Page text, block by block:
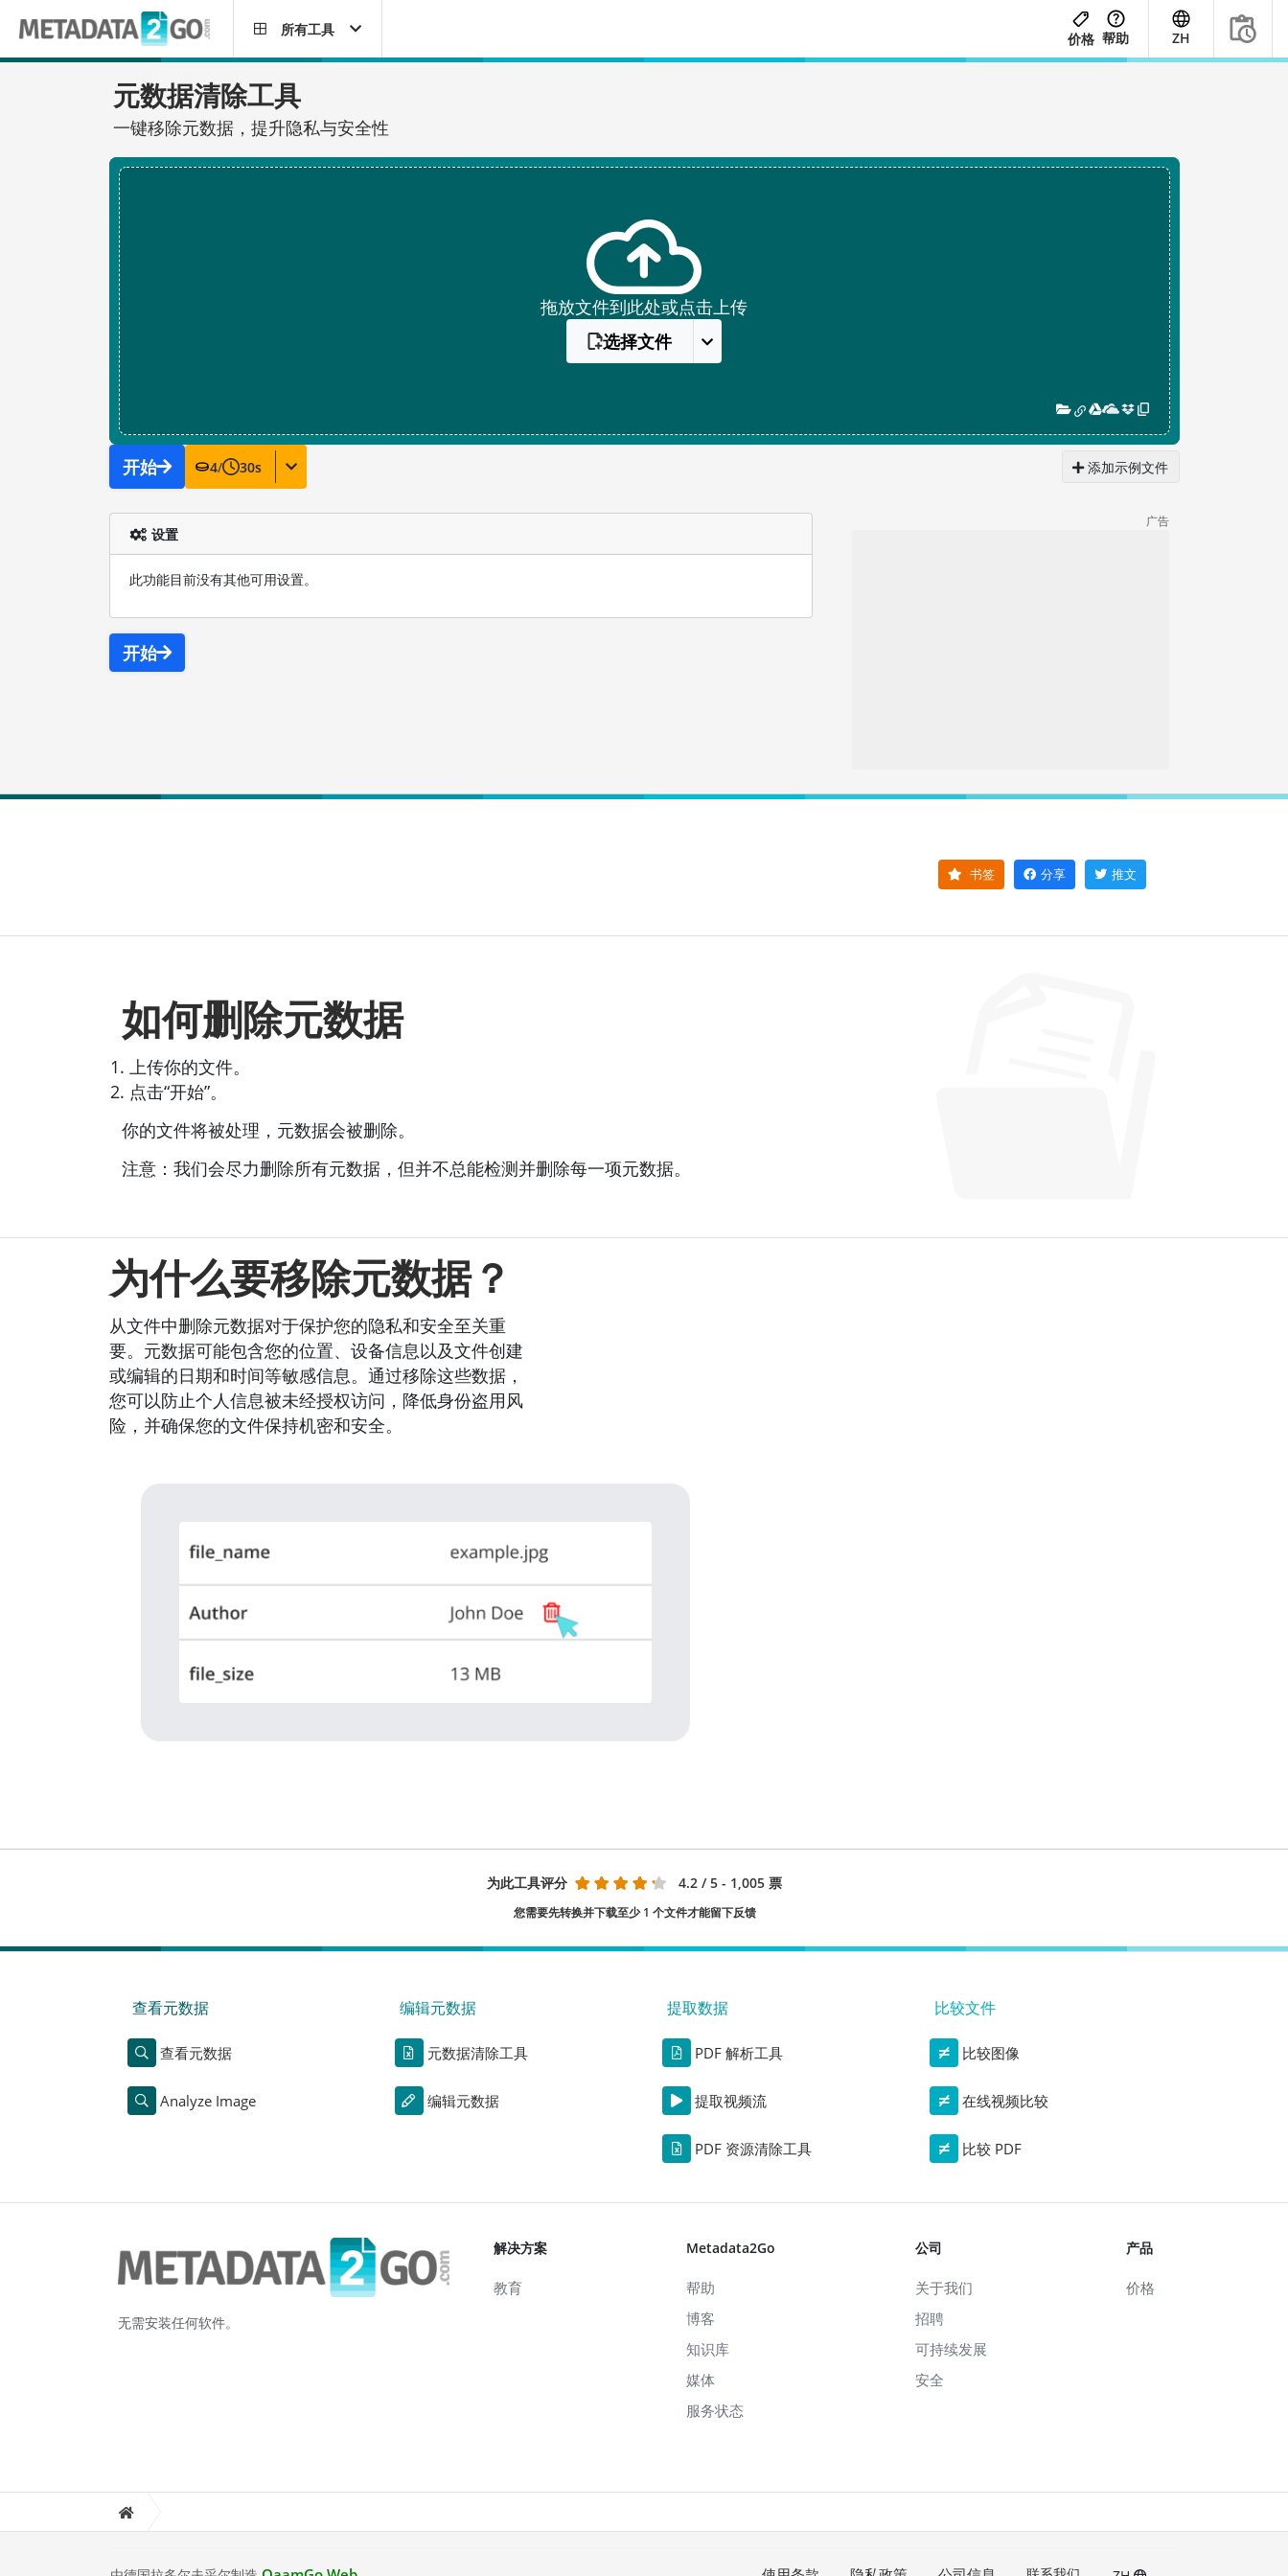
所有工具
价格 帮助 ZH
元数据清除工具
一键移除元数据，提升隐私与安全性
拖放文件到此处或点击上传
选择文件
开始 4/ 30s 添加示例文件
设置
此功能目前没有其他可用设置。
开始
广告
书签 分享 推文
如何删除元数据
上传你的文件。
点击“开始”。
你的文件将被处理，元数据会被删除。
注意：我们会尽力删除所有元数据，但并不总能检测并删除每一项元数据。
为什么要移除元数据？
从文件中删除元数据对于保护您的隐私和安全至关重
要。元数据可能包含您的位置、设备信息以及文件创建
或编辑的日期和时间等敏感信息。通过移除这些数据，
您可以防止个人信息被未经授权访问，降低身份盗用风
险，并确保您的文件保持机密和安全。
为此工具评分 4.2 / 5 - 1,005 票
您需要先转换并下载至少 1 个文件才能留下反馈
查看元数据
查看元数据
Analyze Image
编辑元数据
元数据清除工具
编辑元数据
提取数据
PDF 解析工具
提取视频流
PDF 资源清除工具
比较文件
比较图像
在线视频比较
比较 PDF
无需安装任何软件。
解决方案
教育
Metadata2Go
帮助
博客
知识库
媒体
服务状态
公司
关于我们
招聘
可持续发展
安全
产品
价格